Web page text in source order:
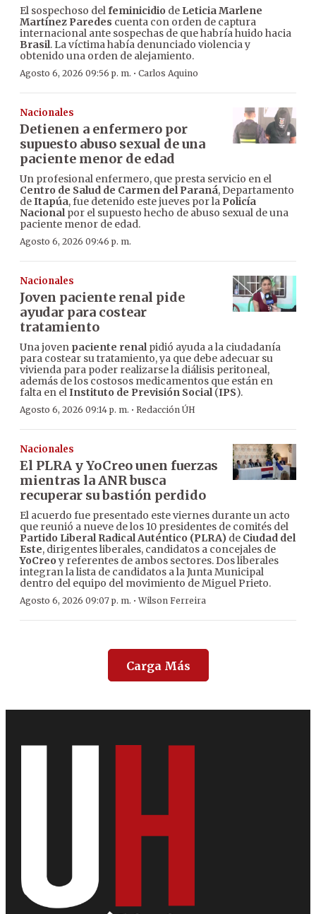
El sospechoso delfeminicidio de Leticia Marlene
Martínez Paredes cuenta con orden de captura
internacional ante sospechas de que habría huido hacia
Brasil. La víctima había denunciado violencia y
obtenido una orden de alejamiento.
Agosto 6, 2026 09:56 p. m. · Carlos Aquino
Nacionales
Detienen a enfermero por
supuesto abuso sexual de una
paciente menor de edad
Un profesional enfermero, que presta servicio en el
Centro de Salud de Carmen del Paraná, Departamento
deItapúa, fue detenido este jueves por la Policía
Nacionalpor el supuesto hecho de abuso sexual de una
paciente menor de edad.
Agosto 6, 2026 09:46 p. m.
Nacionales
Joven paciente renal pide
ayudar para costear
tratamiento
Una joven paciente renalpidió ayuda a la ciudadanía
para costear su tratamiento, ya que debe adecuar su
vivienda para poder realizarse la diálisis peritoneal,
además de los costosos medicamentos que están en
falta en elInstituto de Previsión Social(IPS).
Agosto 6, 2026 09:14 p. m. · Redacción ÚH
Nacionales
El PLRA y YoCreo unen fuerzas
mientras la ANR busca
recuperar su bastión perdido
El acuerdo fue presentado este viernes durante un acto
que reunió a nueve de los 10 presidentes de comités del
Partido Liberal Radical Auténtico (PLRA) de Ciudad del
Este, dirigentes liberales, candidatos a concejales de
YoCreo y referentes de ambos sectores. Dos liberales
integran la lista de candidatos a la Junta Municipal
dentro del equipo del movimiento de Miguel Prieto.
Agosto 6, 2026 09:07 p. m. ·Wilson Ferreira
Carga Más